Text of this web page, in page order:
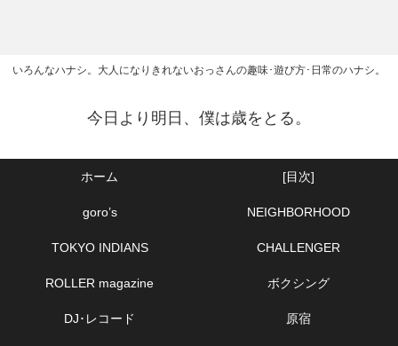
いろんなハナシ。大人になりきれないおっさんの趣味･遊び方･日常のハナシ。
今日より明日、僕は歳をとる。
ホーム [目次]
goro’s NEIGHBORHOOD
TOKYO INDIANS CHALLENGER
ROLLER magazine ボクシング
DJ･レコード 原宿